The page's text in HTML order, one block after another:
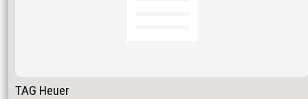
TAG Heuer